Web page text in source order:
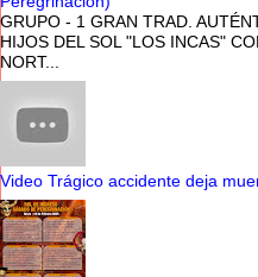
GRUPO - 1 GRAN TRAD.
HIJOS DEL SOL "LOS INCAS"
NORT...
Video Trágico accidente deja